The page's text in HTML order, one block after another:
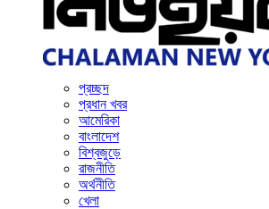
প্রচ্ছদ
প্রধান খবর
আমেরিকা
বাংলাদেশ
বিশ্বজুড়ে
রাজনীতি
অর্থনীতি
খেলা